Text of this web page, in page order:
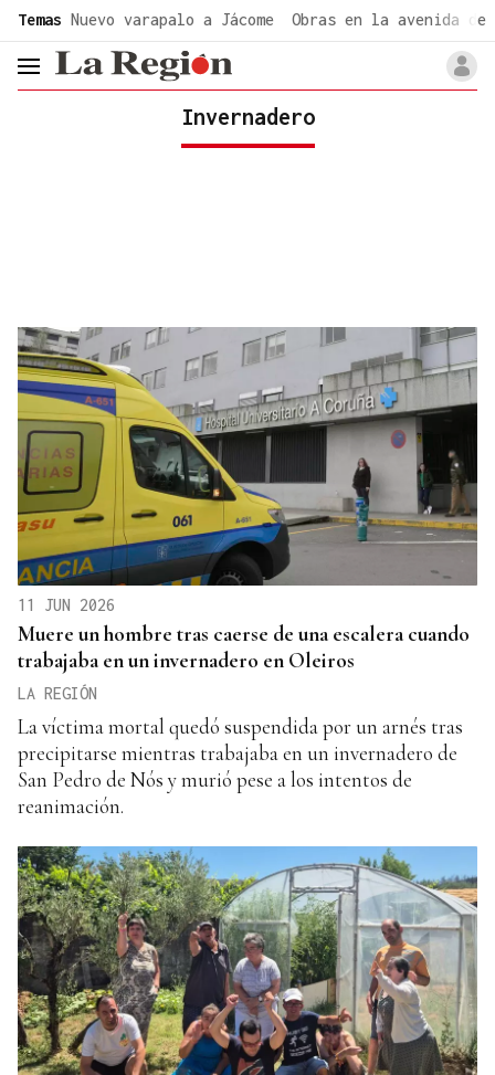
Temas Nuevo varapalo a Jácome Obras en la avenida de
header.menu.open
Invernadero
11 JUN 2026
Muere un hombre tras caerse de una escalera cuando
trabajaba en un invernadero en Oleiros
LA REGIÓN
La víctima mortal quedó suspendida por un arnés tras
precipitarse mientras trabajaba en un invernadero de
San Pedro de Nós y murió pese a los intentos de
reanimación.